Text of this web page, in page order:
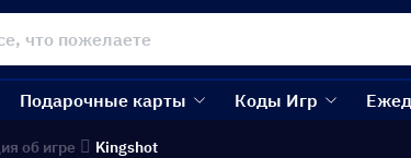
Подарочные карты Коды Игр
об игре Kingshot